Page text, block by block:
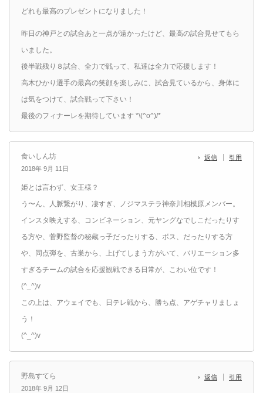
どれも最高のプレゼントになりました！
昨日の神戸との試合あと一点が遠かったけど、最高の試合見せてもら
いました。
後半戦残り８試合、全力で戦って、私達は全力で応援します！
高木ひかり選手の最高の笑顔を楽しみに、試合見ているから、身体に
は気をつけて、試合戦って下さい！
最後のフィナーレを期待しています *\(^o^)/*
食いしん坊
2018年 9月 11日
返信 引用
姫とは言わず、女王様？
う〜ん、人脈繋がり、凄すぎ、ノジマステラ神奈川相模原メンバー。
インスタ映えする、コンビネーション、元ヤングなでしこだったりす
る方や、菅野監督の秘蔵っ子だったりする、ボス、だったりする方
や、同点弾を、古巣から、上げてしまう方がいて、バリエーション多
すぎるチームの試合を応援観戦できる日常が、こわい位です！
(^_^)v
この上は、アウェイでも、日テレ戦から、勝ち点、アゲチャリましょ
う！
(^_^)v
野島すてら
2018年 9月 12日
返信 引用